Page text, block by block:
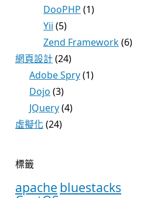
DooPHP (1)
Yii (5)
Zend Framework(6)
網頁設計(24)
Adobe Spry(1)
Dojo (3)
JQuery(4)
虛擬化(24)
標籤
apache bluestacks